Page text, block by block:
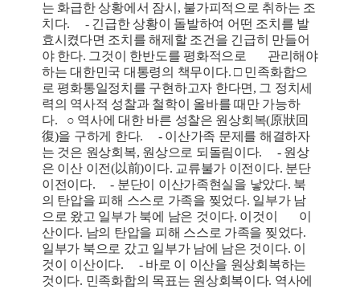
는 화급한 상황에서 잠시, 불가피적으로 취하는 조
치다. - 긴급한 상황이 돌발하여 어떤 조치를 발
효시켰다면 조치를 해제할 조건을 긴급히 만들어
야 한다. 그것이 한반도를 평화적으로 관리해야
하는 대한민국 대통령의 책무이다. □ 민족화합으
로 평화통일정치를 구현하고자 한다면, 그 정치세
력의 역사적 성찰과 철학이 올바를 때만 가능하
다. ○ 역사에 대한 바른 성찰은 원상회복(原狀回
復)을 구하게 한다. - 이산가족 문제를 해결하자
는 것은 원상회복, 원상으로 되돌림이다. - 원상
은 이산 이전(以前)이다. 교류불가 이전이다. 분단
이전이다. - 분단이 이산가족현실을 낳았다. 북
의 탄압을 피해 스스로 가족을 찢었다. 일부가 남
으로 왔고 일부가 북에 남은 것이다. 이것이 이
산이다. 남의 탄압을 피해 스스로 가족을 찢었다.
일부가 북으로 갔고 일부가 남에 남은 것이다. 이
것이 이산이다. - 바로 이 이산을 원상회복하는
것이다. 민족화합의 목표는 원상회복이다. 역사에